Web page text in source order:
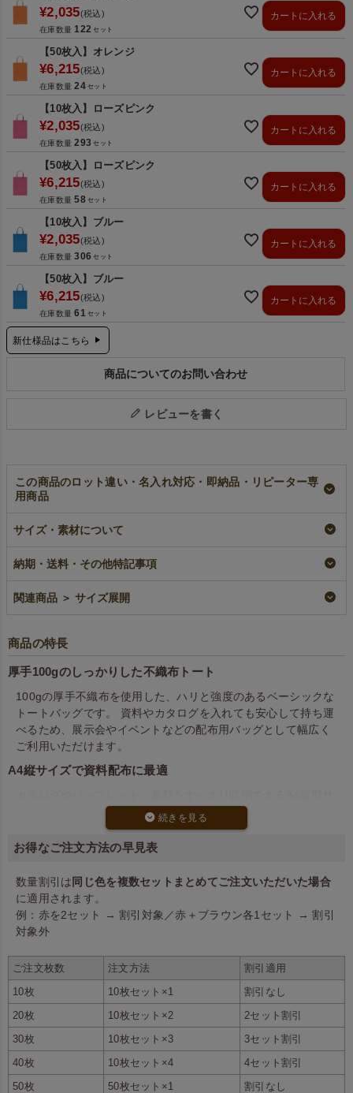
¥2,035 税込
在庫数量 122
カートに入れる
【50枚入】オレンジ
¥6,215 税込
在庫数量 24
カートに入れる
【10枚入】ローズピンク
¥2,035 税込
在庫数量 293
カートに入れる
【50枚入】ローズピンク
¥6,215 税込
在庫数量 58
カートに入れる
【10枚入】ブルー
¥2,035 税込
在庫数量 306
カートに入れる
【50枚入】ブルー
¥6,215 税込
在庫数量 61
カートに入れる
新仕様品はこちら
商品についてのお問い合わせ
レビューを書く
この商品のロット違い・名入れ対応・即納品・リピーター専
用商品【小ロット】不織布
ベーシックトート
厚手《100g》 A4縦
小ロット
¥2,035税込 〜
不織布ベーシックト
入（1000枚以上専
用）
ー専用】不織布ベー
シックトート 厚手
リピーター専用名入れ
サイズ・素材について
納期・送料・その他特記事項
関連商品 ＞ サイズ展開
商品の特長
厚手100gのしっかりした不織布トート
100gの厚手不織布を使用した、ハリと強度のあるベーシックな
トートバッグです。 資料やカタログを入れても安心して持ち運
べるため、展示会やイベントなどの配布用バッグとして幅広く
ご利用いただけます。
A4縦サイズで資料配布に最適
イズ。 マチのないフラットタイプのためかさばらず、持ち帰り
やすい仕様です。 展示会の資料配布やオープンキャンパス、企
業イベントなどにおすすめです。
10枚から注文できる小ロット販売ページです。 イベント用の試
験導入や少量だけ必要な場合など、在庫を抱えずに導入できま
す。 必要な分だけ仕入れたい方に便利な注文ページです。
本商品は在庫限りで販売終了となり、順次後継モデルへ切り替
わります。 在庫終了後は
不織布アドバッグ 厚手《100g》 A4縦マチなしサイズ
ご利用ください。
お得なご注文方法の早見表
数量割引は 同じ色を複数セットまとめてご注文いただいた場合
に適用されます。
例：赤を2セット → 割引対象／赤＋ブラウン各1セット → 割引
対象外
ご注文枚数 注文方法
割引適用
10枚
10枚セット×1
割引なし
20枚
10枚セット×2
2セット割引
30枚
10枚セット×3
3セット割引
40枚
10枚セット×4
4セット割引
50枚
50枚セット×1 割引なし